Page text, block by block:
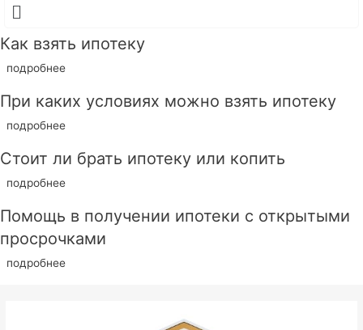
Как взять ипотеку
подробнее
При каких условиях можно взять ипотеку
подробнее
Стоит ли брать ипотеку или копить
подробнее
Помощь в получении ипотеки с открытыми
просрочками
подробнее